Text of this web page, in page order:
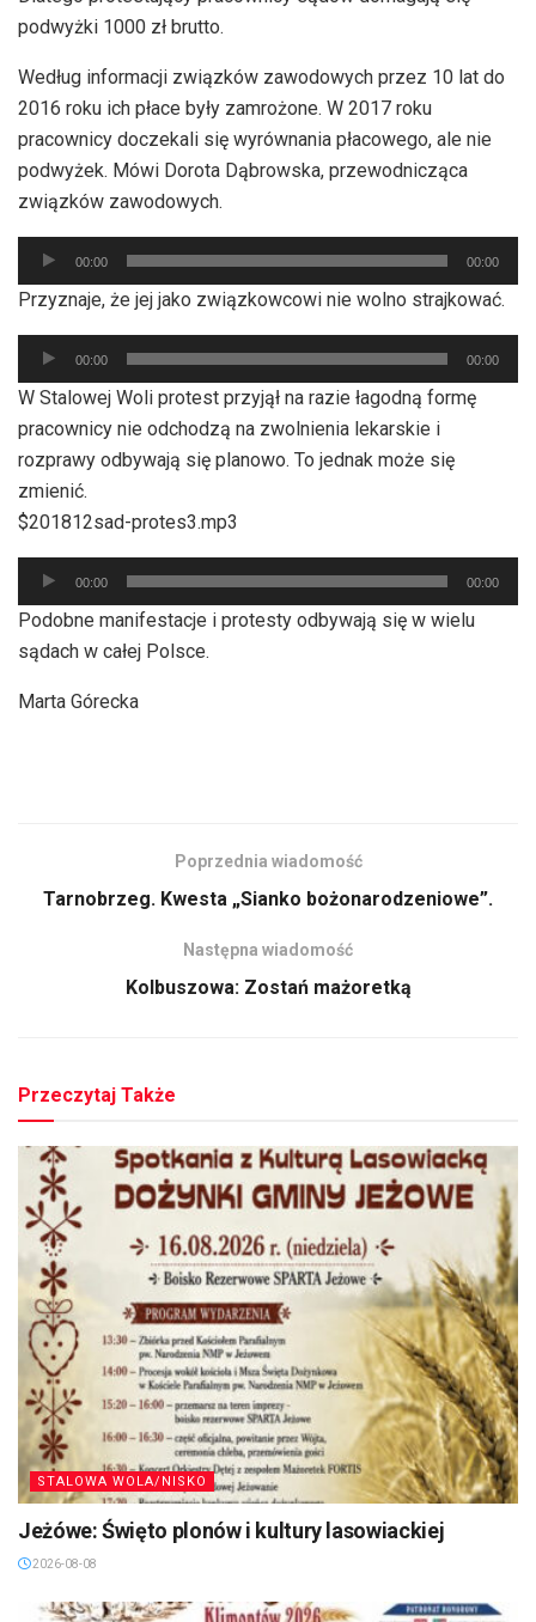
podwyżki 1000 zł brutto.
Według informacji związków zawodowych przez 10 lat do
2016 roku ich płace były zamrożone. W 2017 roku
pracownicy doczekali się wyrównania płacowego, ale nie
podwyżek. Mówi Dorota Dąbrowska, przewodnicząca
związków zawodowych.
Odtwarzacz
plików
dźwiękowych
00:00 00:00
Przyznaje, że jej jako związkowcowi nie wolno strajkować.
Odtwarzacz
plików
dźwiękowych
00:00 00:00
W Stalowej Woli protest przyjął na razie łagodną formę
pracownicy nie odchodzą na zwolnienia lekarskie i
rozprawy odbywają się planowo. To jednak może się
zmienić.
$201812sad-protes3.mp3
Odtwarzacz
plików
dźwiękowych
00:00 00:00
Podobne manifestacje i protesty odbywają się w wielu
sądach w całej Polsce.
Marta Górecka
Poprzednia wiadomość
Tarnobrzeg. Kwesta „Sianko bożonarodzeniowe”.
Następna wiadomość
Kolbuszowa: Zostań mażoretką
Przeczytaj Także
STALOWA WOLA/NISKO
Jeżówe: Święto plonów i kultury lasowiackiej
2026-08-08